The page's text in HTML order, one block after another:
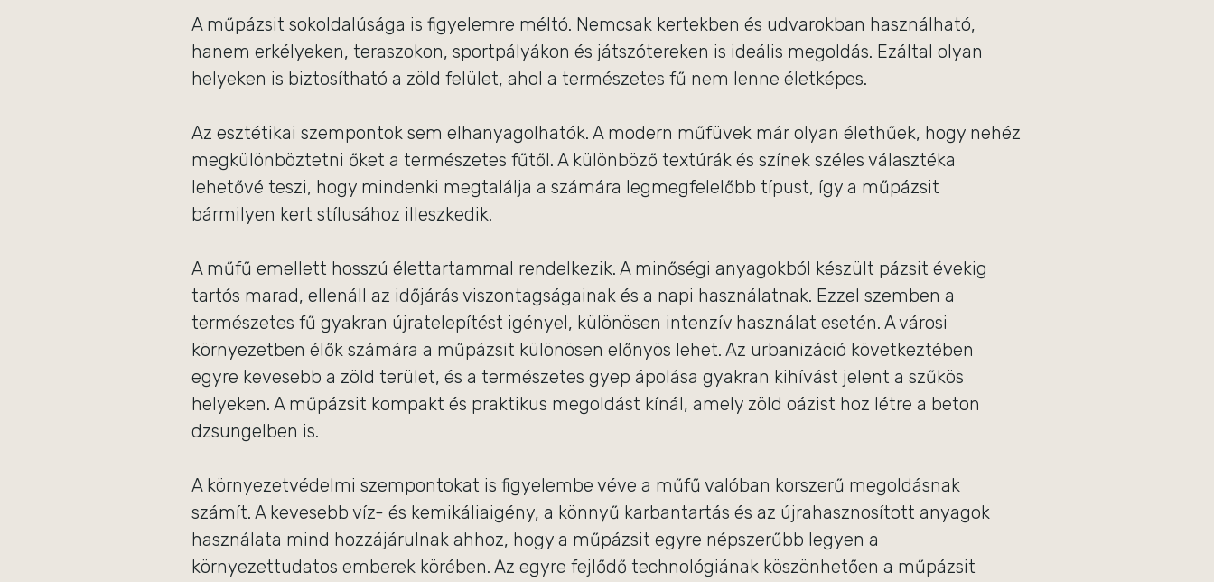
A műpázsit sokoldalúsága is figyelemre méltó. Nemcsak kertekben és udvarokban használható,
hanem erkélyeken, teraszokon, sportpályákon és játszótereken is ideális megoldás. Ezáltal olyan
helyeken is biztosítható a zöld felület, ahol a természetes fű nem lenne életképes.
Az esztétikai szempontok sem elhanyagolhatók. A modern műfüvek már olyan élethűek, hogy nehéz
megkülönböztetni őket a természetes fűtől. A különböző textúrák és színek széles választéka
lehetővé teszi, hogy mindenki megtalálja a számára legmegfelelőbb típust, így a műpázsit
bármilyen kert stílusához illeszkedik.
A műfű emellett hosszú élettartammal rendelkezik. A minőségi anyagokból készült pázsit évekig
tartós marad, ellenáll az időjárás viszontagságainak és a napi használatnak. Ezzel szemben a
természetes fű gyakran újratelepítést igényel, különösen intenzív használat esetén. A városi
környezetben élők számára a műpázsit különösen előnyös lehet. Az urbanizáció következtében
egyre kevesebb a zöld terület, és a természetes gyep ápolása gyakran kihívást jelent a szűkös
helyeken. A műpázsit kompakt és praktikus megoldást kínál, amely zöld oázist hoz létre a beton
dzsungelben is.
A környezetvédelmi szempontokat is figyelembe véve a műfű valóban korszerű megoldásnak
számít. A kevesebb víz- és kemikáliaigény, a könnyű karbantartás és az újrahasznosított anyagok
használata mind hozzájárulnak ahhoz, hogy a műpázsit egyre népszerűbb legyen a
környezettudatos emberek körében. Az egyre fejlődő technológiának köszönhetően a műpázsit